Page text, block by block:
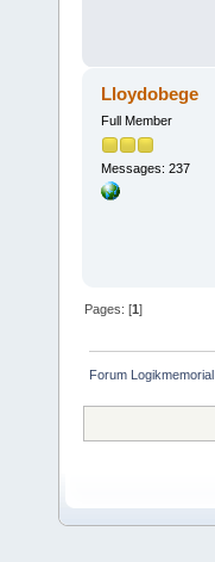
Lloydobege
Full Member
Messages: 237
Pages: [1]
Forum Logikmemorial